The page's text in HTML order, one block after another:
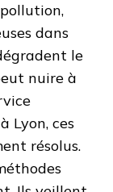
dans
le
nuire à
Lyon, ces
résolus.